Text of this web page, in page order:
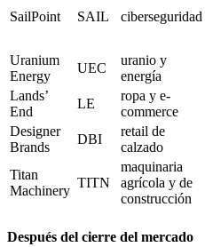
SailPoint SAIL ciberseguridad
Uranium
Energy
UEC
uranio y
energía
Lands’
End
LE
ropa y e-
commerce
Designer
Brands
DBI
retail de
calzado
Titan
Machinery
TITN
maquinaria
agrícola y de
construcción
Después del cierre del mercado